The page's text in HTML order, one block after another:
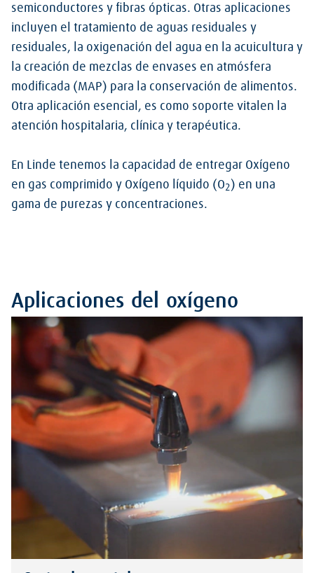
semiconductores y fibras ópticas. Otras aplicaciones
incluyen el tratamiento de aguas residuales y
residuales, la oxigenación del agua en la acuicultura y
la creación de mezclas de envases en atmósfera
modificada (MAP) para la conservación de alimentos.
Otra aplicación esencial, es como soporte vitalen la
atención hospitalaria, clínica y terapéutica.
En Linde tenemos la capacidad de entregar Oxígeno
en gas comprimido y Oxígeno líquido (O2 ) en una
gama de purezas y concentraciones.
Aplicaciones del oxígeno